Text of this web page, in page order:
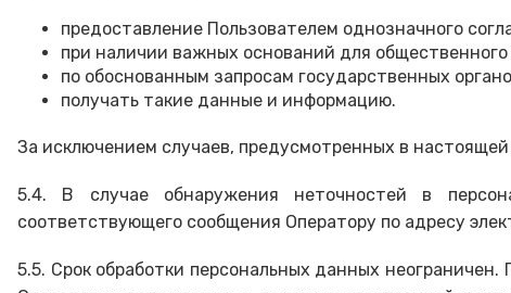
предоставление Пользователем однозначного
при наличии важных оснований для общественного
по обоснованным запросам государственных
получать такие данные и информацию.
За исключением случаев, предусмотренных в
5.4. В случае обнаружения неточностей в
соответствующего сообщения Оператору по адресу
5.5. Срок обработки персональных данных